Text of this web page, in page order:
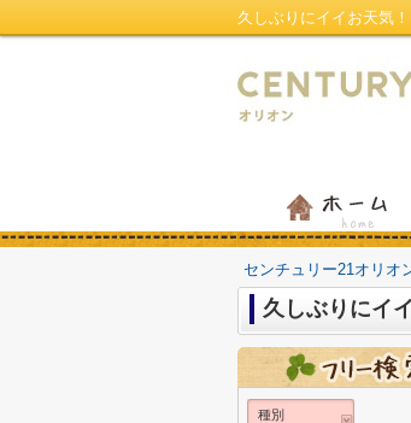
久しぶりにイイお天気
センチュリー21オリオ
久しぶりにイ
種別